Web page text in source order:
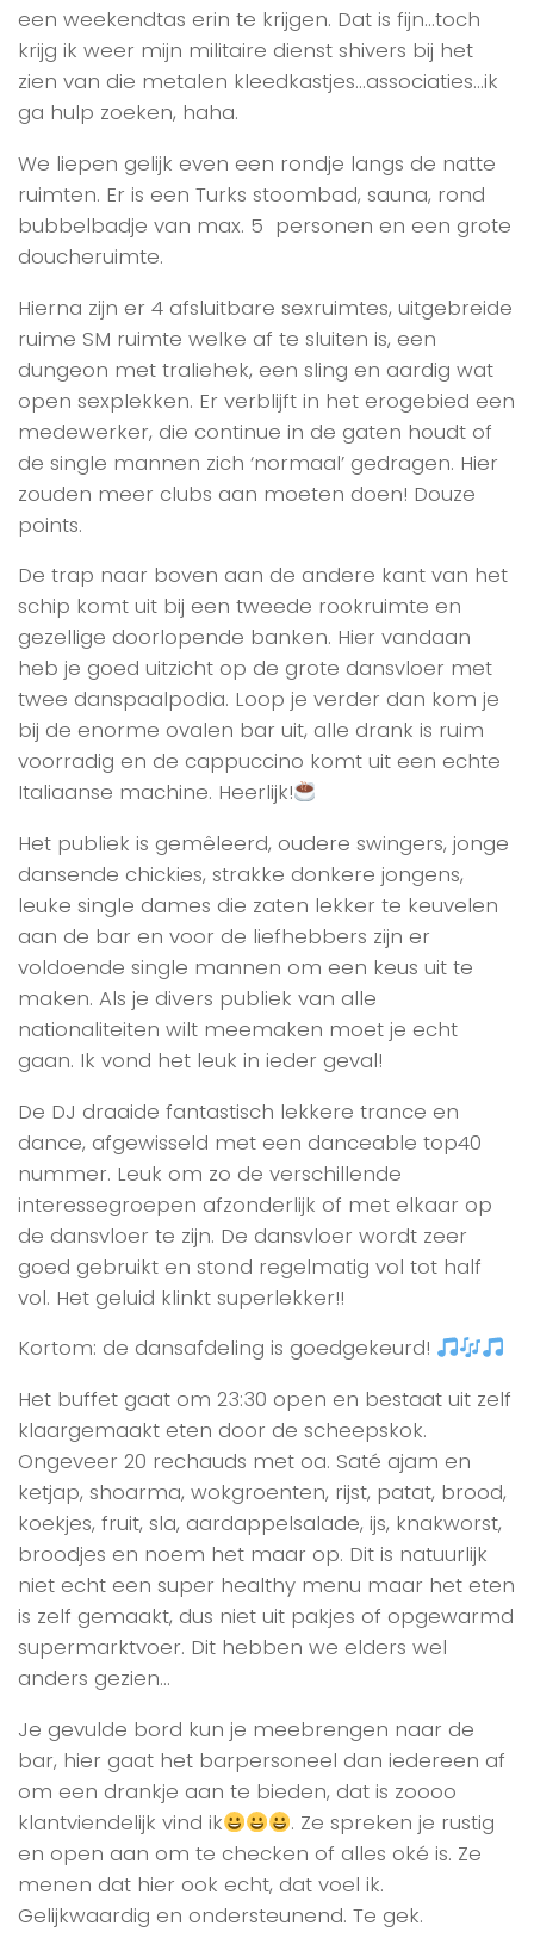
een weekendtas erin te krijgen. Dat is fijn…toch
krijg ik weer mijn militaire dienst shivers bij het
zien van die metalen kleedkastjes…associaties…ik
ga hulp zoeken, haha.
We liepen gelijk even een rondje langs de natte
ruimten. Er is een Turks stoombad, sauna, rond
bubbelbadje van max. 5 personen en een grote
doucheruimte.
Hierna zijn er 4 afsluitbare sexruimtes, uitgebreide
ruime SM ruimte welke af te sluiten is, een
dungeon met traliehek, een sling en aardig wat
open sexplekken. Er verblijft in het erogebied een
medewerker, die continue in de gaten houdt of
de single mannen zich ‘normaal’ gedragen. Hier
zouden meer clubs aan moeten doen! Douze
points.
De trap naar boven aan de andere kant van het
schip komt uit bij een tweede rookruimte en
gezellige doorlopende banken. Hier vandaan
heb je goed uitzicht op de grote dansvloer met
twee danspaalpodia. Loop je verder dan kom je
bij de enorme ovalen bar uit, alle drank is ruim
voorradig en de cappuccino komt uit een echte
Italiaanse machine. Heerlijk!
Het publiek is gemêleerd, oudere swingers, jonge
dansende chickies, strakke donkere jongens,
leuke single dames die zaten lekker te keuvelen
aan de bar en voor de liefhebbers zijn er
voldoende single mannen om een keus uit te
maken. Als je divers publiek van alle
nationaliteiten wilt meemaken moet je echt
gaan. Ik vond het leuk in ieder geval!
De DJ draaide fantastisch lekkere trance en
dance, afgewisseld met een danceable top40
nummer. Leuk om zo de verschillende
interessegroepen afzonderlijk of met elkaar op
de dansvloer te zijn. De dansvloer wordt zeer
goed gebruikt en stond regelmatig vol tot half
vol. Het geluid klinkt superlekker!!
Kortom: de dansafdeling is goedgekeurd!
Het buffet gaat om 23:30 open en bestaat uit zelf
klaargemaakt eten door de scheepskok.
Ongeveer 20 rechauds met oa. Saté ajam en
ketjap, shoarma, wokgroenten, rijst, patat, brood,
koekjes, fruit, sla, aardappelsalade, ijs, knakworst,
broodjes en noem het maar op. Dit is natuurlijk
niet echt een super healthy menu maar het eten
is zelf gemaakt, dus niet uit pakjes of opgewarmd
supermarktvoer. Dit hebben we elders wel
anders gezien…
Je gevulde bord kun je meebrengen naar de
bar, hier gaat het barpersoneel dan iedereen af
om een drankje aan te bieden, dat is zoooo
klantviendelijk vind ik
. Ze spreken je rustig
en open aan om te checken of alles oké is. Ze
menen dat hier ook echt, dat voel ik.
Gelijkwaardig en ondersteunend. Te gek.